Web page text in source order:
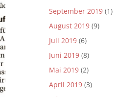
September 2019 (1)
August 2019 (9)
Juli 2019 (6)
Juni 2019 (8)
Mai 2019 (2)
April 2019 (3)